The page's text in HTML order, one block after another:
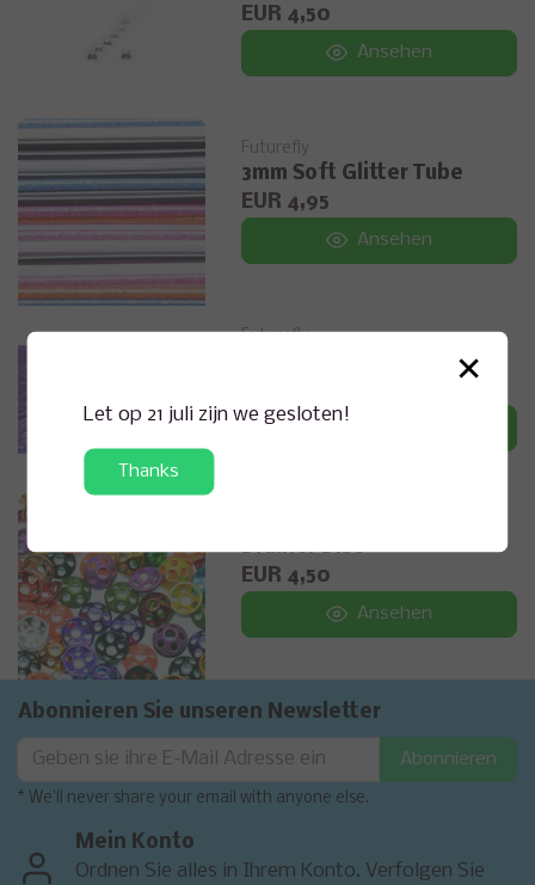
EUR 4,50
Ansehen
Futurefly
3mm Soft Glitter Tube
EUR 4,95
Ansehen
Futurefly
Drainer Disc
EUR 4,50
Ansehen
Abonnieren Sie unseren Newsletter
Abonnieren
* We'll never share your email with anyone else.
Mein Konto
Ordnen Sie alles in Ihrem Konto. Verfolgen Sie
×
Let op 21 juli zijn we gesloten!
Thanks